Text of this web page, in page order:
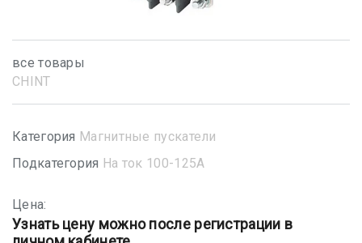
все товары
CHINT
Категория Магнитные пускатели
Подкатегория На ток 100-125А
Цена:
Узнать цену можно после регистрации в